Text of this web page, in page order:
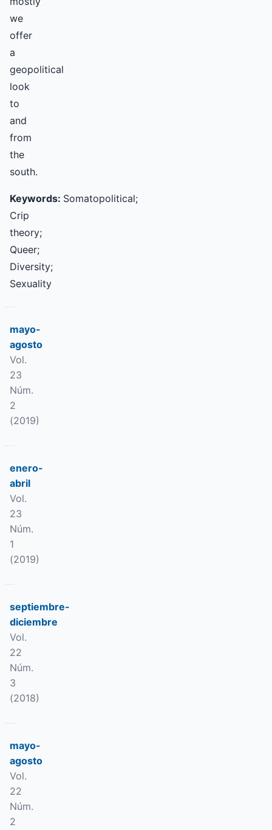
we
offer
a
geopolitical
look
to
and
from
the
south.
Keywords: Somatopolitical;
Crip
theory;
Queer;
Diversity;
Sexuality
mayo-
agosto
Vol.
23
Núm.
2
(2019)
enero-
abril
Vol.
23
Núm.
1
(2019)
septiembre-
diciembre
Vol.
22
Núm.
3
(2018)
mayo-
agosto
Vol.
22
Núm.
2